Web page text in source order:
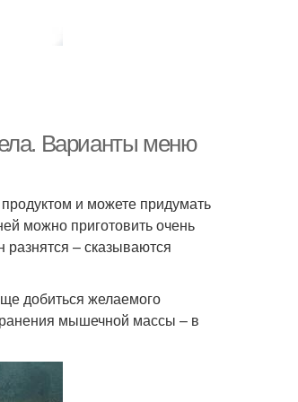
Варианты меню
и можете придумать
можно приготовить очень
– сказываются
добиться желаемого
мышечной массы – в